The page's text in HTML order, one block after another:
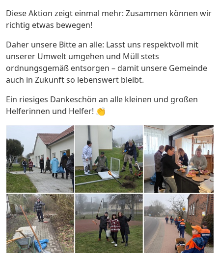
Diese Aktion zeigt einmal mehr: Zusammen können wir
richtig etwas bewegen!
Daher unsere Bitte an alle: Lasst uns respektvoll mit
unserer Umwelt umgehen und Müll stets
ordnungsgemäß entsorgen – damit unsere Gemeinde
auch in Zukunft so lebenswert bleibt.
Ein riesiges Dankeschön an alle kleinen und großen
Helferinnen und Helfer! 👏